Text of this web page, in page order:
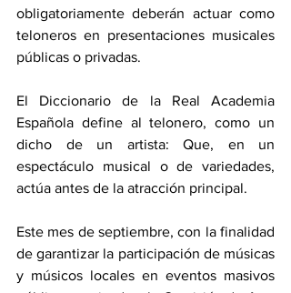
obligatoriamente deberán actuar como
teloneros en presentaciones musicales
públicas o privadas.
El Diccionario de la Real Academia
Española define al telonero, como un
dicho de un artista: Que, en un
espectáculo musical o de variedades,
actúa antes de la atracción principal.
Este mes de septiembre, con la finalidad
de garantizar la participación de músicas
y músicos locales en eventos masivos